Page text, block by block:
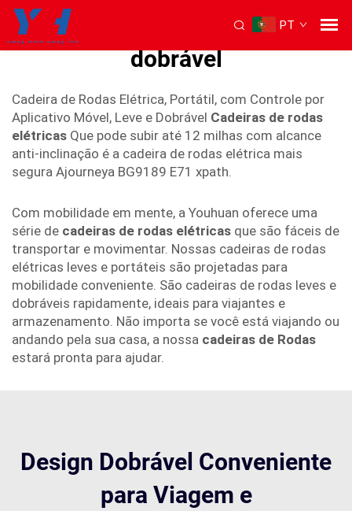
PT
cadeira de rodas elétrica leve
dobrável
Cadeira de Rodas Elétrica, Portátil, com Controle por
Aplicativo Móvel, Leve e Dobrável Cadeiras de rodas
elétricas Que pode subir até 12 milhas com alcance
anti-inclinação é a cadeira de rodas elétrica mais
segura Ajourneya BG9189 E71 xpath.
Com mobilidade em mente, a Youhuan oferece uma
série de cadeiras de rodas elétricas que são fáceis de
transportar e movimentar. Nossas cadeiras de rodas
elétricas leves e portáteis são projetadas para
mobilidade conveniente. São cadeiras de rodas leves e
dobráveis rapidamente, ideais para viajantes e
armazenamento. Não importa se você está viajando ou
andando pela sua casa, a nossa cadeiras de Rodas
estará pronta para ajudar.
Design Dobrável Conveniente
para Viagem e